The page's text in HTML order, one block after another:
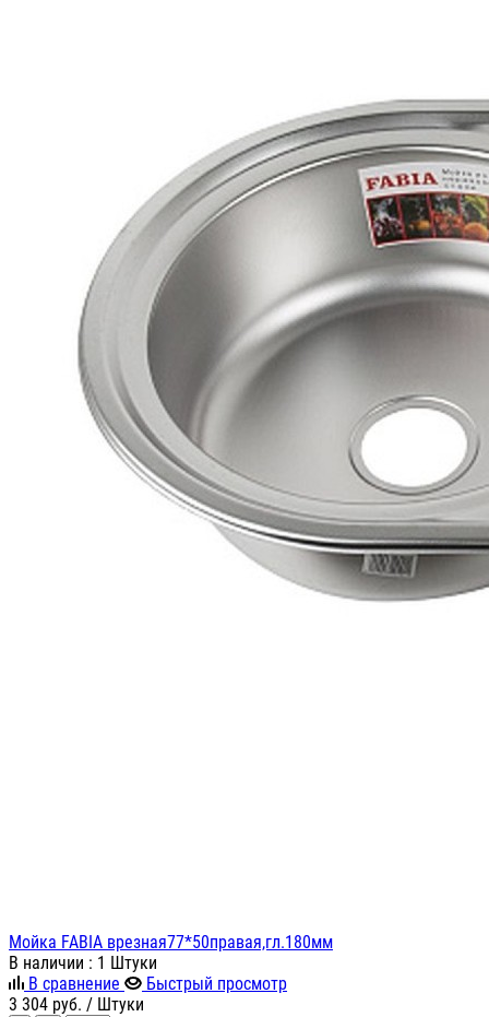
Мойка FABIA врезная77*50правая,гл.180мм
В наличии : 1 Штуки
В сравнение
Быстрый просмотр
3 304 руб. / Штуки